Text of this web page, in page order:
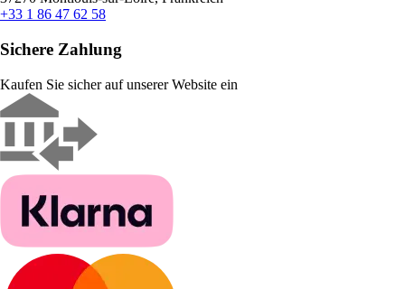
+33 1 86 47 62 58
Sichere Zahlung
Kaufen Sie sicher auf unserer Website ein